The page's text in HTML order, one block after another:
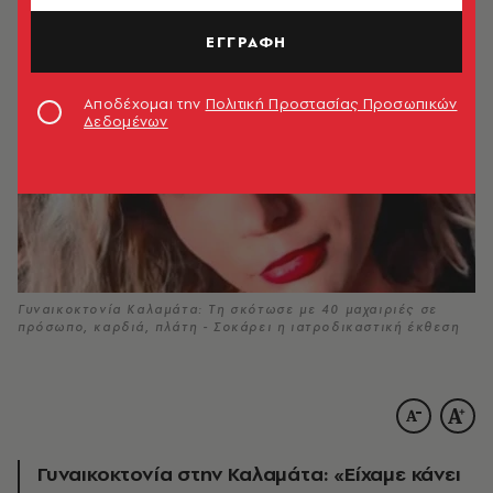
Γυναικοκτονία Καλαμάτα: Τη σκότωσε με 40 μαχαιριές σε
πρόσωπο, καρδιά, πλάτη - Σοκάρει η ιατροδικαστική έκθεση
Γυναικοκτονία στην Καλαμάτα: «Είχαμε κάνει
ΕΓΓΡΑΦΗ
Αποδέχομαι την Πολιτική Προστασίας Προσωπικών
Δεδομένων